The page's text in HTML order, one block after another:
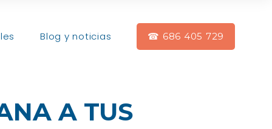
Blog y noticias ☎ 686 405 729
A TUS